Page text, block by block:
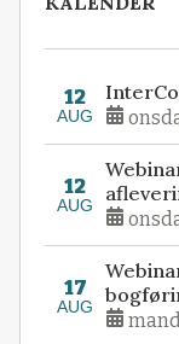
12
AUG
12
AUG
17
AUG